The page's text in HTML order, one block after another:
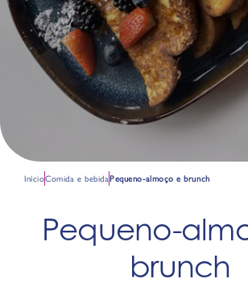
InícioComida e bebidaPequeno-almoço e brunch
Pequeno-
brunch